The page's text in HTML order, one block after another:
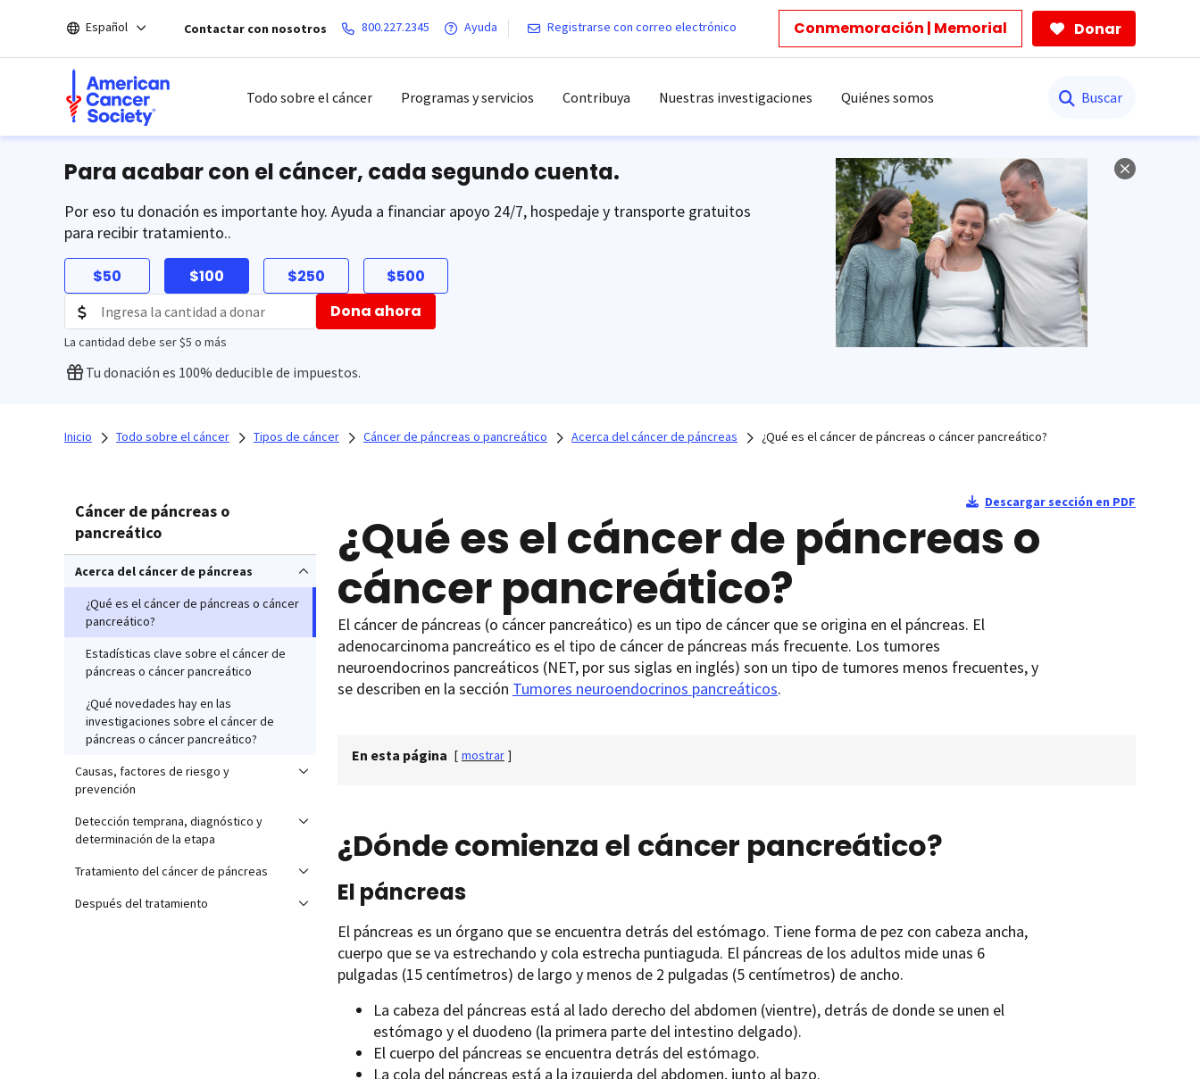
el
Español Contactar con nosotros 800.227.2345 Ayuda Registrarse con correo electrónico Conmemoración | Memorial Donar
Todo sobre el cáncer Programas y servicios Contribuya Nuestras investigaciones Quiénes somos
Para acabar con el cáncer, cada segundo cuenta.
Por eso tu donación es importante hoy. Ayuda a financiar apoyo 24/7, hospedaje y transporte gratuitos
para recibir tratamiento..
$50 $100 $250 $500
La cantidad debe ser $5 o más
Dona ahora
Tu donación es 100% deducible de impuestos.
Inicio Todo sobre el cáncer Tipos de cáncer Cáncer de páncreas o pancreático Acerca del cáncer de páncreas ¿Qué es el cáncer de páncreas o cáncer pancreático?
Cáncer de páncreas o
pancreático
Acerca del cáncer de páncreas
¿Qué es el cáncer de páncreas o cáncer
pancreático?
Estadísticas clave sobre el cáncer de
páncreas o cáncer pancreático
¿Qué novedades hay en las
investigaciones sobre el cáncer de
páncreas o cáncer pancreático?
Causas, factores de riesgo y
prevención
Detección temprana, diagnóstico y
determinación de la etapa
Tratamiento del cáncer de páncreas
Después del tratamiento
Descargar sección en PDF
¿Qué es el cáncer de páncreas o
cáncer pancreático?
El cáncer de páncreas (o cáncer pancreático) es un tipo de cáncer que se origina en el páncreas. El
adenocarcinoma pancreático es el tipo de cáncer de páncreas más frecuente. Los tumores
neuroendocrinos pancreáticos (NET, por sus siglas en inglés) son un tipo de tumores menos frecuentes, y
se describen en la sección Tumores neuroendocrinos pancreáticos.
En esta página [ mostrar ]
¿Dónde comienza el cáncer pancreático?
El páncreas
El páncreas es un órgano que se encuentra detrás del estómago. Tiene forma de pez con cabeza ancha,
cuerpo que se va estrechando y cola estrecha puntiaguda. El páncreas de los adultos mide unas 6
pulgadas (15 centímetros) de largo y menos de 2 pulgadas (5 centímetros) de ancho.
La cabeza del páncreas está al lado derecho del abdomen (vientre), detrás de donde se unen el
estómago y el duodeno (la primera parte del intestino delgado).
El cuerpo del páncreas se encuentra detrás del estómago.
La cola del páncreas está a la izquierda del abdomen, junto al bazo.